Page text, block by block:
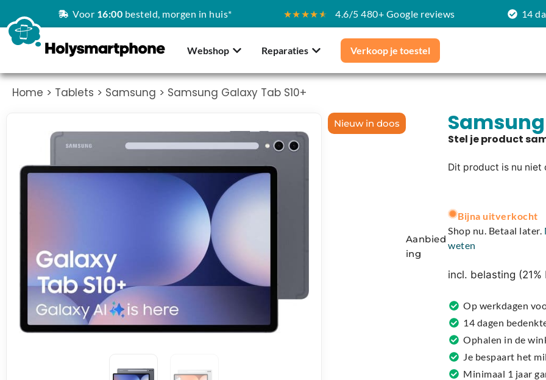
Voor 16:00 besteld, morgen in huis* ★★★★★ 4.6/5 480+ Google reviews 14
Webshop Reparaties Verkoop je toestel
Home > Tablets > Samsung > Samsung Galaxy Tab S10+
Nieuw in doos
Aanbied
ing
Samsung
Dit product is nu niet
l
t
e
n
t
i
v
e
:
Bijna uitverkocht
Shop nu. Betaal later.
weten
incl. belasting (21%
Op werkdagen
14 dagen
Ophalen in de
Je bespaart het
Minimaal 1 jaar